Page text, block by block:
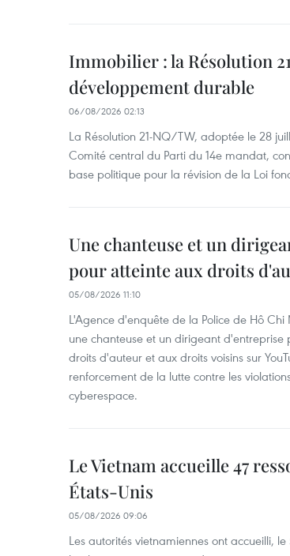
Immobilier : la Résolution
développement durable
06/08/2026 02:13
La Résolution 21-NQ/TW, adoptée le 28
Comité central du Parti du 14e mandat,
base politique pour la révision de la Loi
Une chanteuse et un
pour atteinte aux droits
05/08/2026 11:10
L'Agence d'enquête de la Police de Hô
une chanteuse et un dirigeant
droits d'auteur et aux droits voisins sur
renforcement de la lutte contre les
cyberespace.
Le Vietnam accueille 47
États-Unis
05/08/2026 09:06
Les autorités vietnamiennes ont accueilli,